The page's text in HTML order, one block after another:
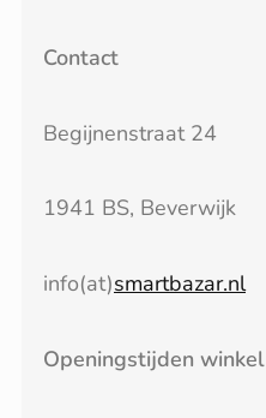
Contact
Begijnenstraat 24
1941 BS, Beverwijk
info(at)smartbazar.nl
Openingstijden winkel